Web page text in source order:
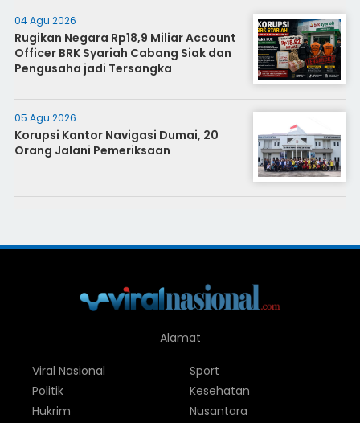
04 Agu 2026
Rugikan Negara Rp18,9 Miliar Account
Officer BRK Syariah Cabang Siak dan
Pengusaha jadi Tersangka
05 Agu 2026
Korupsi Kantor Navigasi Dumai, 20
Orang Jalani Pemeriksaan
Alamat
Viral Nasional
Politik
Hukrim
Sport
Kesehatan
Nusantara